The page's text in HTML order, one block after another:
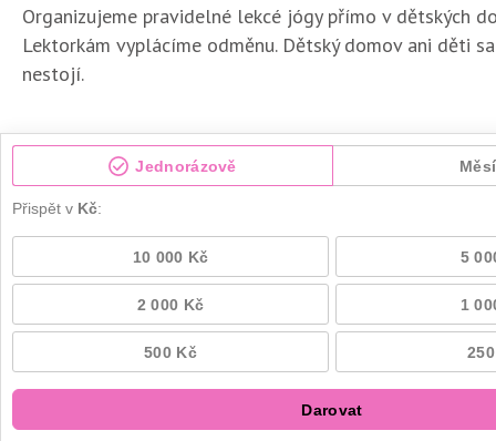
Organizujeme pravidelné lekcé jógy přímo v dětských
Lektorkám vyplácíme odměnu. Dětský domov ani děti
nestojí.